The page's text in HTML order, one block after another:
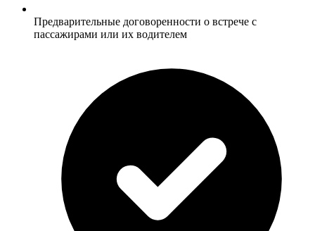
Предварительные договоренности о встрече с
пассажирами или их водителем